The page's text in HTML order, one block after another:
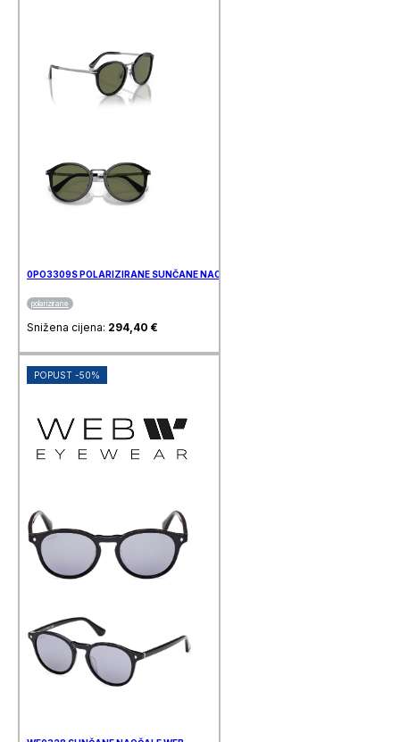
0PO3309S POLARIZIRANE SUNČANE NAOČALE PERSOL
polarizirane
Snižena cijena: 294,40 €
POPUST -50%